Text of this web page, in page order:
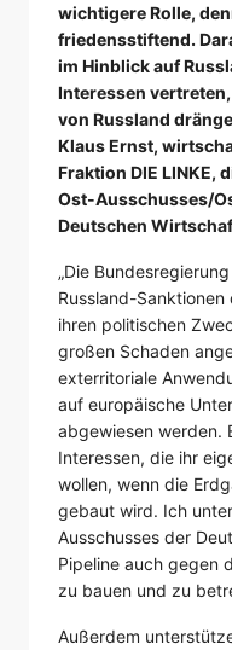
wichtigere Rolle,
friedensstiftend.
im Hinblick auf
Interessen
von Russland
Klaus Ernst,
Fraktion DIE LINKE,
Ost-Ausschusses/
Deutschen
„Die
Russland-
ihren politischen
großen Schaden
exterritoriale
auf europäische
abgewiesen werden.
Interessen, die ihr
wollen, wenn die
gebaut wird. Ich
Ausschusses der
Pipeline auch gegen
zu bauen und zu
Außerdem